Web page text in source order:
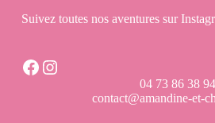
Suivez toutes nos aventures sur
Facebook
Instagram
04 73 86 38 94
contact@amandine-et-